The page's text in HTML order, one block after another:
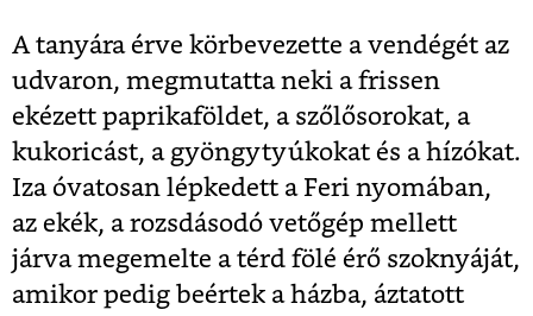
A tanyára érve körbevezette a vendégét az
udvaron, megmutatta neki a frissen
ekézett paprikaföldet, a szőlősorokat, a
kukoricást, a gyöngytyúkokat és a hízókat.
Iza óvatosan lépkedett a Feri nyomában,
az ekék, a rozsdásodó vetőgép mellett
járva megemelte a térd fölé érő szoknyáját,
amikor pedig beértek a házba, áztatott